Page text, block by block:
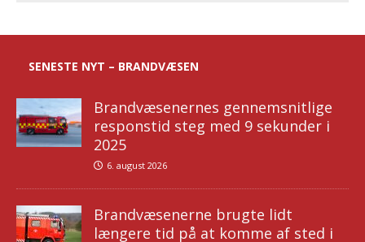
SENESTE NYT – BRANDVÆSEN
Brandvæsenernes gennemsnitlige
responstid steg med 9 sekunder i
2025
6. august 2026
Brandvæsenerne brugte lidt
længere tid på at komme af sted i